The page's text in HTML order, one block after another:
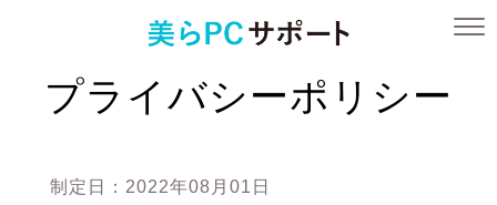
プライバシーポリシー
制定日：2022年08月01日